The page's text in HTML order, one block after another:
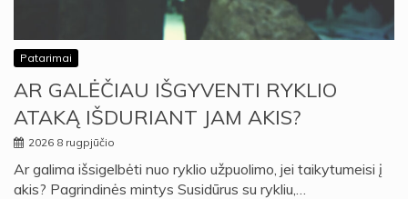
Patarimai
AR GALĖČIAU IŠGYVENTI RYKLIO
ATAKĄ IŠDURIANT JAM AKIS?
2026 8 rugpjūčio
Ar galima išsigelbėti nuo ryklio užpuolimo, jei taikytumeisi į
akis? Pagrindinės mintys Susidūrus su rykliu,…